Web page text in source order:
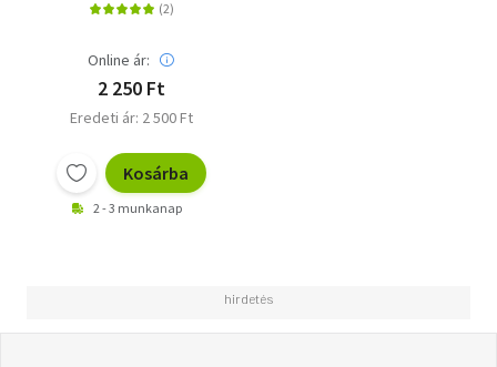
Online ár:
2 250 Ft
Eredeti ár: 2 500 Ft
Kosárba
2 - 3 munkanap